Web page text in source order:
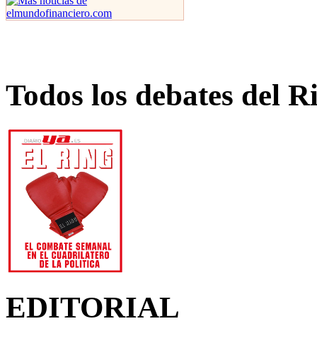
Todos los debates del
EDITORIAL